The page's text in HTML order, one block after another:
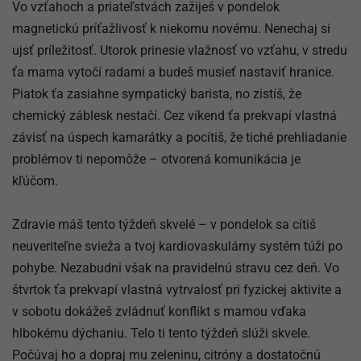
Vo vzťahoch a priateľstvách zažiješ v pondelok
magnetickú príťažlivosť k niekomu novému. Nenechaj si
ujsť príležitosť. Utorok prinesie vlažnosť vo vzťahu, v stredu
ťa mama vytočí radami a budeš musieť nastaviť hranice.
Piatok ťa zasiahne sympatický barista, no zistíš, že
chemický záblesk nestačí. Cez víkend ťa prekvapí vlastná
závisť na úspech kamarátky a pocítiš, že tiché prehliadanie
problémov ti nepomôže – otvorená komunikácia je
kľúčom.
Zdravie máš tento týždeň skvelé – v pondelok sa cítiš
neuveriteľne svieža a tvoj kardiovaskulárny systém túži po
pohybe. Nezabudni však na pravidelnú stravu cez deň. Vo
štvrtok ťa prekvapí vlastná vytrvalosť pri fyzickej aktivite a
v sobotu dokážeš zvládnuť konflikt s mamou vďaka
hlbokému dýchaniu. Telo ti tento týždeň slúži skvele.
Počúvaj ho a dopraj mu zeleninu, citróny a dostatočnú